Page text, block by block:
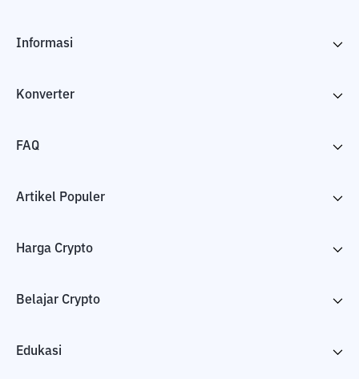
Informasi
Konverter
FAQ
Artikel Populer
Harga Crypto
Belajar Crypto
Edukasi